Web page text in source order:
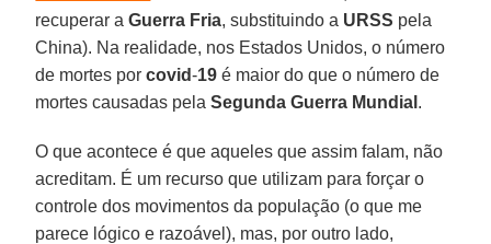
recuperar aGuerra Fria, substituindo a URSS pela
China). Na realidade, nos Estados Unidos, o número
de mortes porcovid-19 é maior do que o número de
mortes causadas pelaSegunda Guerra Mundial .
O que acontece é que aqueles que assim falam, não
acreditam. É um recurso que utilizam para forçar o
controle dos movimentos da população (o que me
parece lógico e razoável), mas, por outro lado,